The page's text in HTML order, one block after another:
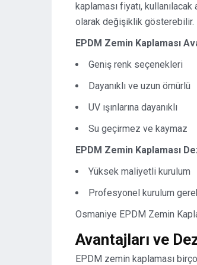
kaplaması fiyatı,
olarak değişiklik gösterebilir.
EPDM Zemin Kaplaması
Geniş renk seçenekleri
Dayanıklı ve uzun ömürlü
UV ışınlarına dayanıklı
Su geçirmez ve kaymaz
EPDM Zemin Kaplaması
Yüksek maliyetli kurulum
Profesyonel kurulum
Osmaniye EPDM Zemin
Avantajları ve
EPDM zemin kaplaması